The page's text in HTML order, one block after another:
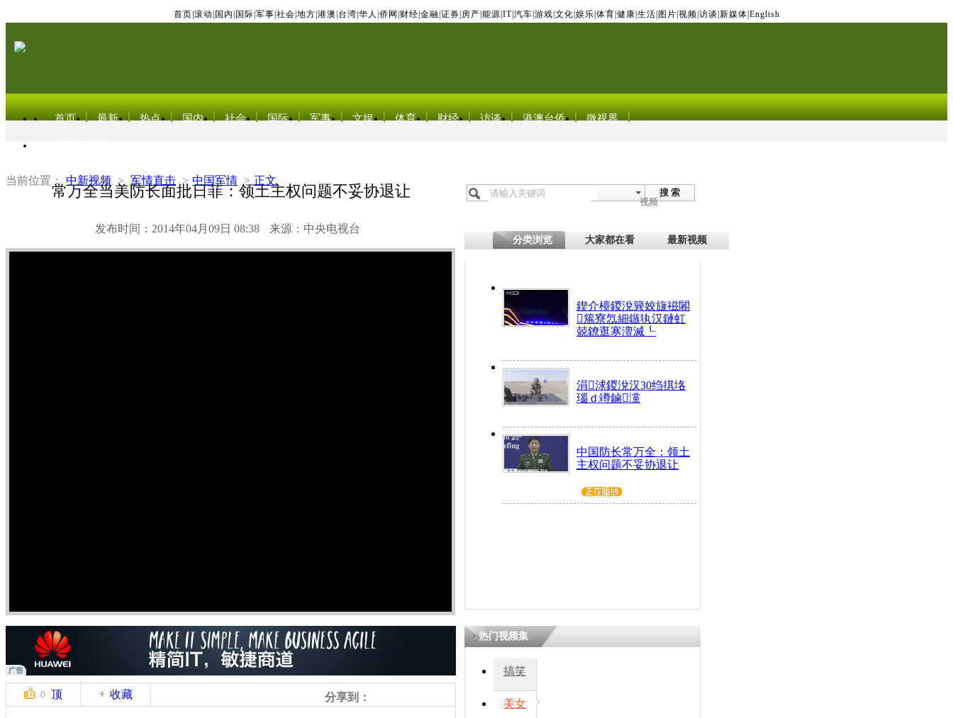
首页 滚动 国内 国际 军事 社会 地方 港澳 台湾 华人 侨网 财经 金融 证券 房产 能源 IT| 汽车 游戏 文化 娱乐 体育 健康 生活 图片 视频 访谈 新媒体 English
首页 最新 热点 国内 社会 国际 军事 文娱 体育 财经 访谈 港澳台侨 微视界
当前位置： 中新视频 > 军情直击 > 中国军情 > 正文
常万全当美防长面批日菲：领土主权问题不妥协退让
发布时间：2014年04月09日 08:38 来源：中央电视台
搜 索
视频
分类浏览 大家都在看 最新视频
鍥介檯鍐涗簨姣旇禌闂
箷寮忥細鏃犱汉鏈虹
兢鐐逛寒澶滅┖
涓浗鍐涗汉30绉掑垎
瑙ｄ竴鏀灙
中国防长常万全：领土
主权问题不妥协退让
0 顶 收藏 分享到：
热门视频集
搞笑
美女